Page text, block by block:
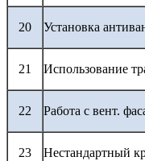
20 Установка
21 Использование
22 Работа с вент.
23 Нестандартный